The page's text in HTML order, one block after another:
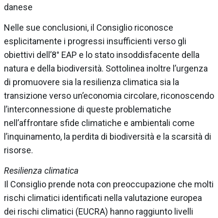
danese
Nelle sue conclusioni, il Consiglio riconosce
esplicitamente i progressi insufficienti verso gli
obiettivi dell’8° EAP e lo stato insoddisfacente della
natura e della biodiversità. Sottolinea inoltre l’urgenza
di promuovere sia la resilienza climatica sia la
transizione verso un’economia circolare, riconoscendo
l’interconnessione di queste problematiche
nell’affrontare sfide climatiche e ambientali come
l’inquinamento, la perdita di biodiversità e la scarsità di
risorse.
Resilienza climatica
Il Consiglio prende nota con preoccupazione che molti
rischi climatici identificati nella valutazione europea
dei rischi climatici (EUCRA) hanno raggiunto livelli